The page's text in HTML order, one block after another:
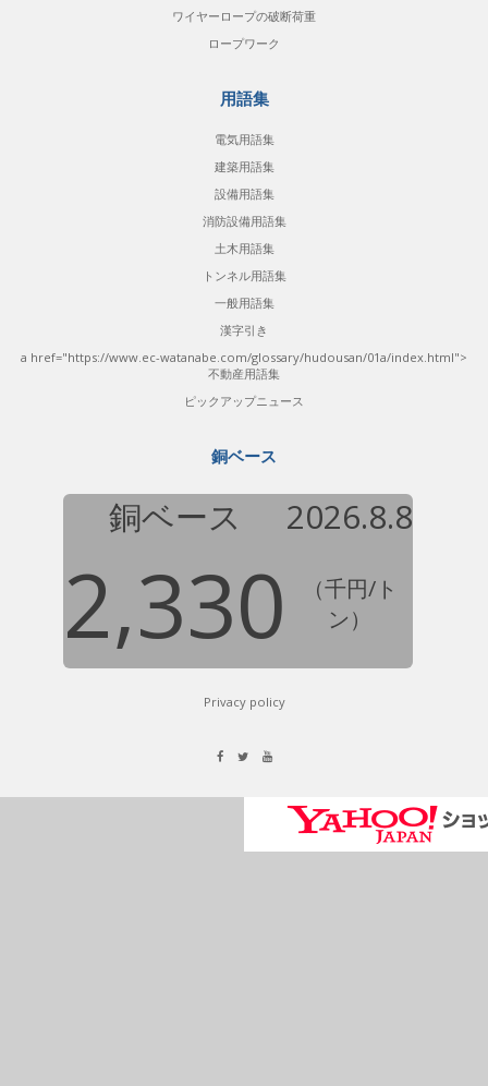
ワイヤーロープの破断荷重
ロープワーク
用語集
電気用語集
建築用語集
設備用語集
消防設備用語集
土木用語集
トンネル用語集
一般用語集
漢字引き
a href="https://www.ec-watanabe.com/glossary/hudousan/01a/index.html">
不動産用語集
ピックアップニュース
銅ベース
銅ベース 2026.8.8
2,330
（千円/ト
ン）
Privacy policy